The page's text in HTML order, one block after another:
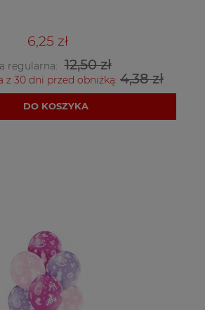
6,25 zł
regularna: 12,50 zł
z 30 dni przed obniżką: 4,38 zł
DO KOSZYKA